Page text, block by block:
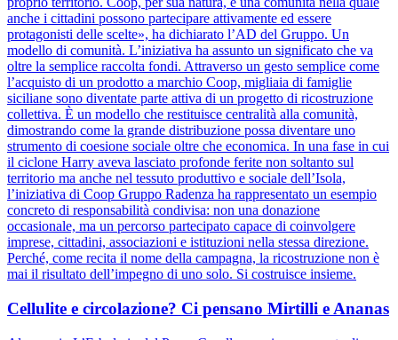
anche i cittadini possono partecipare attivamente ed essere
protagonisti delle scelte», ha dichiarato l’AD del Gruppo. Un
modello di comunità. L’iniziativa ha assunto un significato che va
oltre la semplice raccolta fondi. Attraverso un gesto semplice come
l’acquisto di un prodotto a marchio Coop, migliaia di famiglie
siciliane sono diventate parte attiva di un progetto di ricostruzione
collettiva. È un modello che restituisce centralità alla comunità,
dimostrando come la grande distribuzione possa diventare uno
strumento di coesione sociale oltre che economica. In una fase in cui
il ciclone Harry aveva lasciato profonde ferite non soltanto sul
territorio ma anche nel tessuto produttivo e sociale dell’Isola,
l’iniziativa di Coop Gruppo Radenza ha rappresentato un esempio
concreto di responsabilità condivisa: non una donazione
occasionale, ma un percorso partecipato capace di coinvolgere
imprese, cittadini, associazioni e istituzioni nella stessa direzione.
Perché, come recita il nome della campagna, la ricostruzione non è
mai il risultato dell’impegno di uno solo. Si costruisce insieme.
Cellulite e circolazione? Ci pensano Mirtilli e Ananas